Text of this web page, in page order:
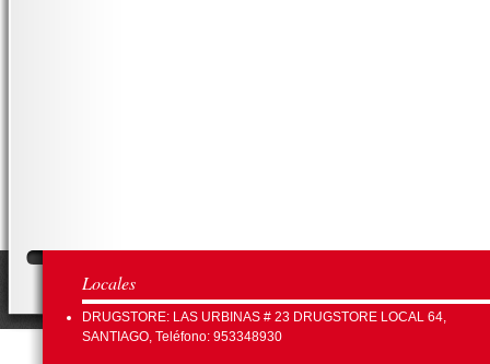
Locales
DRUGSTORE: LAS URBINAS # 23 DRUGSTORE LOCAL 64,
SANTIAGO, Teléfono: 953348930